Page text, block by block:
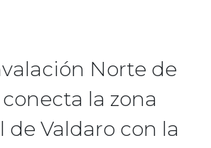
Norte de
la zona
Valdaro con la